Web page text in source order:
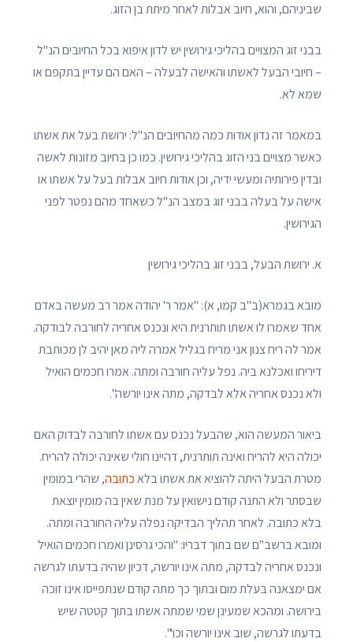
שביניהם, והוא, חיוב אבלות לאחר מיתת בן הזוג.
בבני זוג המצויים בהליכי גירושין יש לדון איפוא בכל החיובים הנ"ל
– חיובי הבעל לאשתו והאישה לבעלה – האם הם עדיין בתקפם או
שמא לא.
במאמר זה נדון אודות כמה מהחיובים הנ"ל: ירושת בעל את אשתו
כאשר מצויים בני הזוג בהליכי גירושין. כמו כן בחיוב מזונות לאשה
ובדין פירותיה ומעשי ידיה, וכן אודות חיוב אבלות בעל על אשתו או
אישה על בעלה בבני זוג במצב הנ"ל כשאחד מהם נפטר לפני
הגירושין.
א. ירושת הבעל, בבני זוג בהליכי גירושין
מובא בגמרא(ב"ב קמו, א): "אמר ר' יהודה אמר רב מעשה באדם
אחד שאמרו לו אשתו תותרנית היא ונכנס אחריה לחורבה לבודקה.
אמר לה ריח צנון אני מריח בגליל אמרה ליה מאן יהיב לן מכותבת
דיריחו ואכלנא ביה. נפל עליה חורבה ומתה. אמרו חכמים הואיל
ולא נכנס אחריה אלא לבדקה, מתה אינו יורשה".
ביאור המעשה הוא, שהבעל נכנס עם אשתו לחורבה לבדוק האם
יכולה היא להריח ואינה תותרנית, דהיינו חולי שאינה יכולה להריח.
מטרת הבעל היתה להוציא את אשתו בלאכתובה, שהרי במומין
שבסתר ולא התנה קודם נישואין על מנת שאין בה מומין יוצאת
בלא כתובה. לאחר תהליך הבדיקה נפלה עליה החורבה ומתה.
ומובא ברשב"ם שם בתוך דבריו: "והכי גרסינן ואמרו חכמים הואיל
ונכנס אחריה לבדקה, מתה אינו יורשה, דכיון שהיה בדעתו לגרשה
אם ימצאנה בעלת מום ובתוך כך מתה קודם שנתפייסו אינו זוכה
בירושה. ומהכא שמעינן שמי שמתה אשתו בתוך קטטה שיש
בדעתו לגרשה, שוב אינו יורשה וכו'".